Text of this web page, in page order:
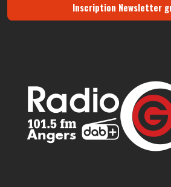
Inscription Newsletter